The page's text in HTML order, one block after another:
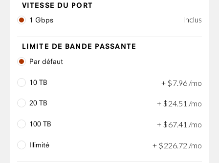
VITESSE DU PORT
1 Gbps
Inclus
LIMITE DE BANDE PASSANTE
Par défaut
10 TB + $7 96 /mo
20 TB + $24.51 /mo
100 TB + $67.41 /mo
Illimité + $226.72 /mo